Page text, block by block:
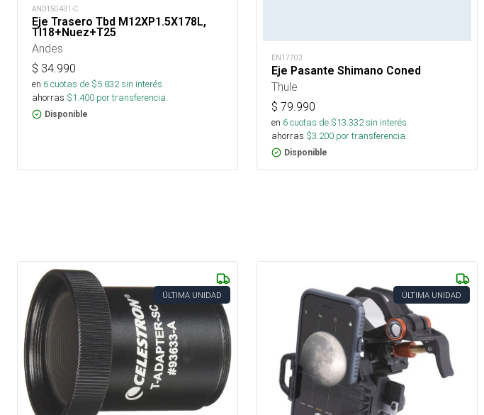
AND150431-C
Eje Trasero Tbd M12XP1.5X178L,
Tl18+Nuez+T25
Andes
$ 34.990
en 6cuotas de $5.832sin interés
ahorras $1.400 por transferencia.
Disponible
EN17703
Eje Pasante Shimano Coned
Thule
$ 79.990
en 6cuotas de $13.332sin interés
ahorras $3.200 por transferencia.
Disponible
ÚLTIMA UNIDAD ÚLTIMA UNIDAD